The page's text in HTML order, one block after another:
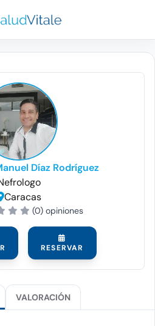
Díaz Rodríguez
Caracas
(0) opiniones
RESERVAR
VALORACIÓN